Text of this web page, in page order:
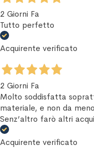
2 Giorni Fa
Tutto perfetto
Acquirente verificato
2 Giorni Fa
Molto soddisfatta
materiale, e non da
Senz’altro farò altri
Acquirente verificato